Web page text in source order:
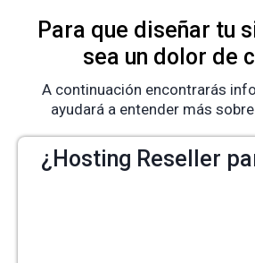
Para que diseñar tu
sea un dolor de
A continuación encontrarás
ayudará a entender más
¿Hosting Reseller